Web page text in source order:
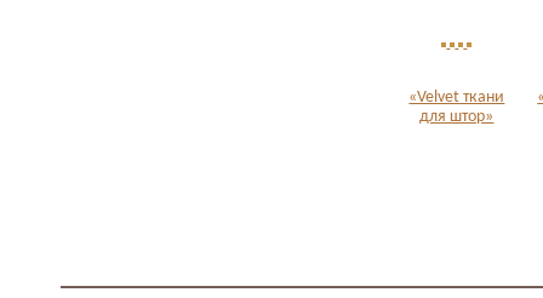
«Velvet ткани
для штор»